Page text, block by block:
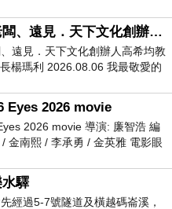
我最敬愛的老闆、遠見．天下文化創辦人高希均教授
遠見．天下文化創辦人高希均教
楊瑪利 2026.08.06 我最敬愛的
文化創辦人高希均教
Eyes 2026 movie
2026 movie 導演: 廉智浩 編
金南熙 / 李承勇 / 金英雅 電影眼
徐珍因遺
驛
經過5-7號隧道及橫越碼崙溪，